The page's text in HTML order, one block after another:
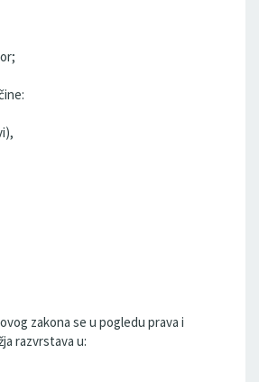
zakona se u pogledu prava i
razvrstava u: